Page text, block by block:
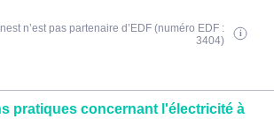
n’est pas partenaire d’EDF (numéro EDF :
3404)
pratiques concernant l'électricité à